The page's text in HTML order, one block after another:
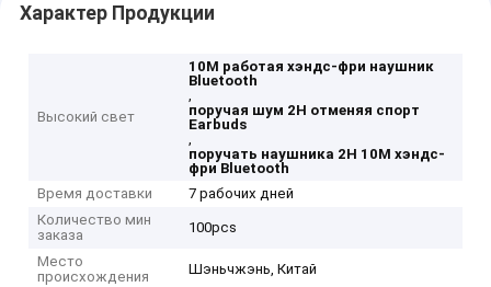
Характер Продукции
Высокий свет
10M работая хэндс-фри наушник
Bluetooth
,
поручая шум 2H отменяя спорт
Earbuds
,
поручать наушника 2H 10M хэндс-
фри Bluetooth
Время доставки
7 рабочих дней
Количество мин
заказа
100pcs
Место
происхождения
Шэньчжэнь, Китай